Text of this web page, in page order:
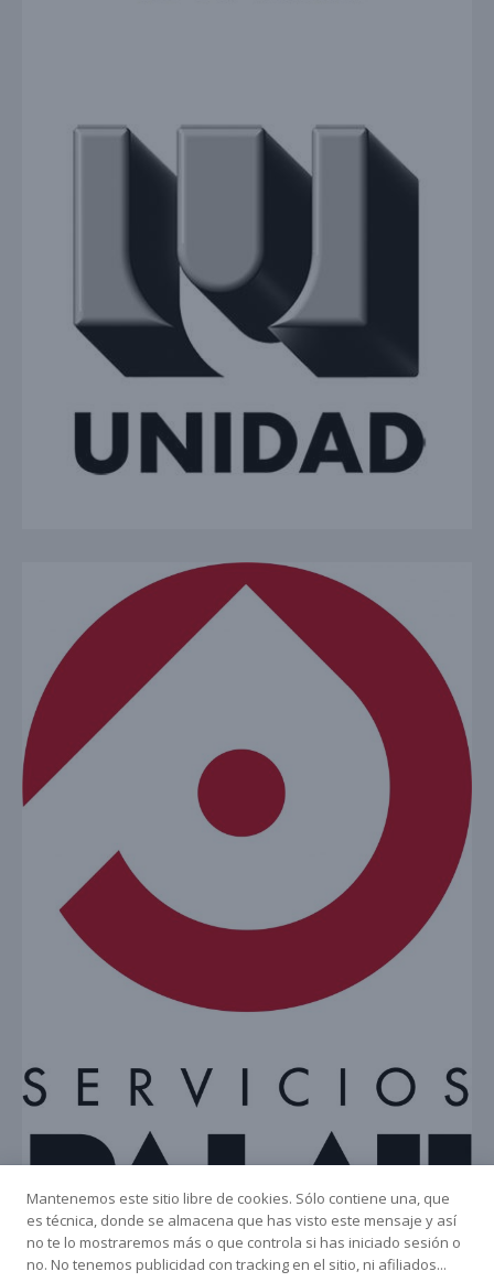
Mantenemos este sitio libre de cookies. Sólo contiene una, que
es técnica, donde se almacena que has visto este mensaje y así
no te lo mostraremos más o que controla si has iniciado sesión o
no. No tenemos publicidad con tracking en el sitio, ni afiliados...